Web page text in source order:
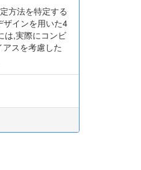
方法を特定する
ザインを用いた4
は,実際にコンビ
スを考慮した